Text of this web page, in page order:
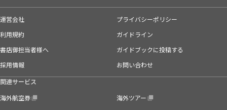
運営会社
プライバシーポリシー
利用規約
ガイドライン
書店御担当者様へ
ガイドブックに投稿する
採用情報
お問い合わせ
関連サービス
海外航空券
海外ツアー